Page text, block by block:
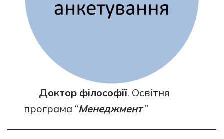
Доктор філософії. Освітня
програма “Менеджмент”